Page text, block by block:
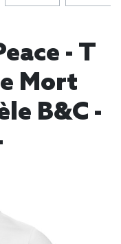
- T
Mort
B&C -